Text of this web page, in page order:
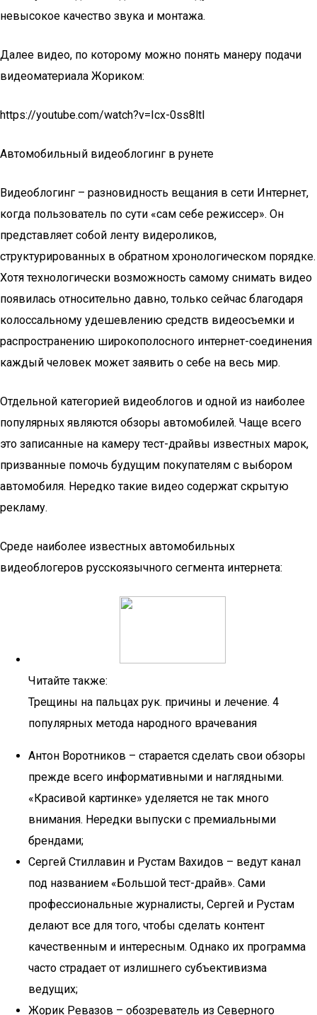
невысокое качество звука и монтажа.
Далее видео, по которому можно понять манеру подачи
видеоматериала Жориком:
https://youtube.com/watch?v=Icx-0ss8ltI
Автомобильный видеоблогинг в рунете
Видеоблогинг – разновидность вещания в сети Интернет,
когда пользователь по сути «сам себе режиссер». Он
представляет собой ленту видероликов,
структурированных в обратном хронологическом порядке.
Хотя технологически возможность самому снимать видео
появилась относительно давно, только сейчас благодаря
колоссальному удешевлению средств видеосъемки и
распространению широкополосного интернет-соединения
каждый человек может заявить о себе на весь мир.
Отдельной категорией видеоблогов и одной из наиболее
популярных являются обзоры автомобилей. Чаще всего
это записанные на камеру тест-драйвы известных марок,
призванные помочь будущим покупателям с выбором
автомобиля. Нередко такие видео содержат скрытую
рекламу.
Среде наиболее известных автомобильных
видеоблогеров русскоязычного сегмента интернета:
Читайте также:
Трещины на пальцах рук. причины и лечение. 4
популярных метода народного врачевания
Антон Воротников – старается сделать свои обзоры
прежде всего информативными и наглядными.
«Красивой картинке» уделяется не так много
внимания. Нередки выпуски с премиальными
брендами;
Сергей Стиллавин и Рустам Вахидов – ведут канал
под названием «Большой тест-драйв». Сами
профессиональные журналисты, Сергей и Рустам
делают все для того, чтобы сделать контент
качественным и интересным. Однако их программа
часто страдает от излишнего субъективизма
ведущих;
Жорик Ревазов – обозреватель из Северного